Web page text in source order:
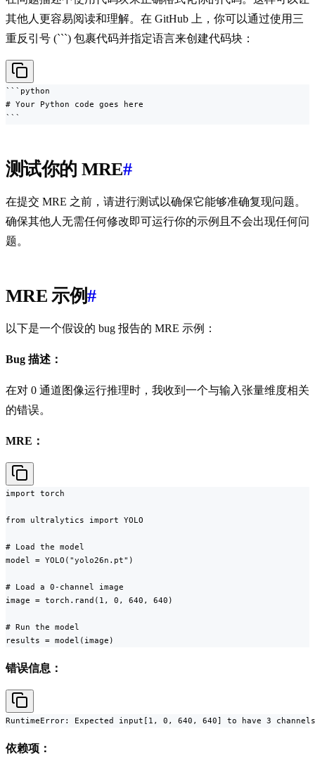
其他人更容易阅读和理解。在 GitHub 上，你可以通过使用三
重反引号 (```) 包裹代码并指定语言来创建代码块：
```python
# Your Python code goes here
```
测试你的 MRE#
在提交 MRE 之前，请进行测试以确保它能够准确复现问题。
确保其他人无需任何修改即可运行你的示例且不会出现任何问
题。
MRE 示例#
以下是一个假设的 bug 报告的 MRE 示例：
Bug 描述：
在对 0 通道图像运行推理时，我收到一个与输入张量维度相关
的错误。
MRE：
import torch
from ultralytics import YOLO
# Load the model
model = YOLO("yolo26n.pt")
# Load a 0-channel image
image = torch.rand(1, 0, 640, 640)
# Run the model
results = model(image)
错误信息：
RuntimeError: Expected input[1, 0, 640, 640] to have 3
依赖项：